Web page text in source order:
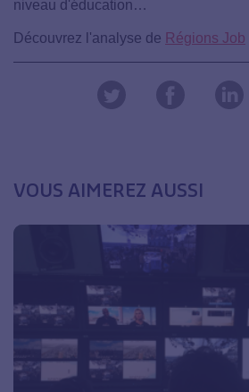
niveau d'éducation…
Découvrez l'analyse de Régions Job
VOUS AIMEREZ AUSSI